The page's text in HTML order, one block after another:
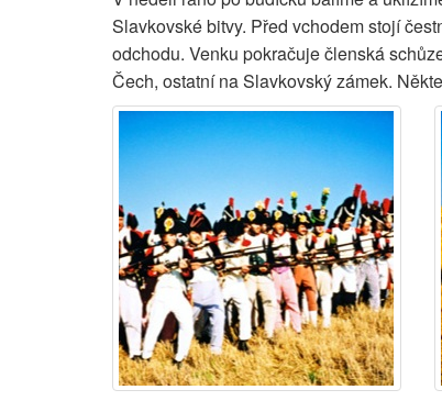
Slavkovské bitvy. Před vchodem stojí
odchodu. Venku pokračuje členská
Čech, ostatní na Slavkovský zámek.